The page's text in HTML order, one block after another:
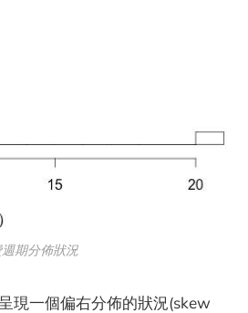
期分佈狀況
現一個偏右分佈的狀況(skew